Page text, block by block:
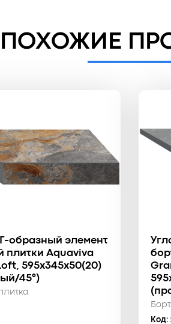
ПОХОЖИЕ
образный элемент
плитки Aquaviva
595x345x50(20)
45°)
Код: